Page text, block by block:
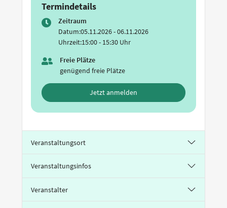
Termindetails
Zeitraum
Datum:05.11.2026 - 06.11.2026
Uhrzeit:15:00 - 15:30 Uhr
Freie Plätze
genügend freie Plätze
Jetzt anmelden
Veranstaltungsort
Veranstaltungsinfos
Veranstalter